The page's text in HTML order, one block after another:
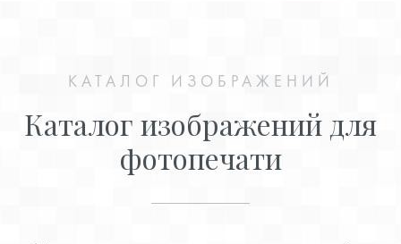
КАТАЛОГ ИЗОБРАЖЕНИЙ
Каталог изображений для
фотопечати